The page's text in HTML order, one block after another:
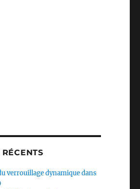
verrouillage dynamique dans